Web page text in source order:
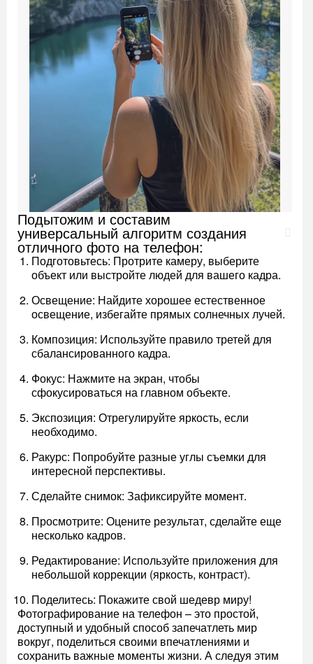
Подытожим и составим
универсальный алгоритм создания
отличного фото на телефон:
Подготовьтесь: Протрите камеру, выберите
объект или выстройте людей для вашего кадра.
Освещение: Найдите хорошее естественное
освещение, избегайте прямых солнечных лучей.
Композиция: Используйте правило третей для
сбалансированного кадра.
Фокус: Нажмите на экран, чтобы
сфокусироваться на главном объекте.
Экспозиция: Отрегулируйте яркость, если
необходимо.
Ракурс: Попробуйте разные углы съемки для
интересной перспективы.
Сделайте снимок: Зафиксируйте момент.
Просмотрите: Оцените результат, сделайте еще
несколько кадров.
Редактирование: Используйте приложения для
небольшой коррекции (яркость, контраст).
Поделитесь: Покажите свой шедевр миру!
Фотографирование на телефон – это простой,
доступный и удобный способ запечатлеть мир
вокруг, поделиться своими впечатлениями и
сохранить важные моменты жизни. А следуя этим